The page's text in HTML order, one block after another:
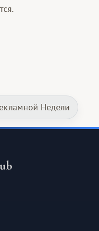
Недели